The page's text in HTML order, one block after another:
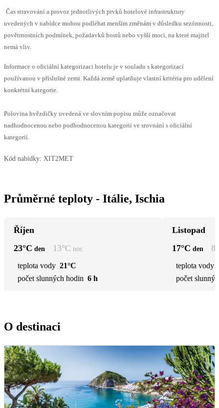
Čas stravování a provoz jednotlivých prvků hotelové infrastruktury
uvedených v nabídce mohou podléhat menším změnám v důsledku sezónnosti,
povětrnostních podmínek, požadavků hostů nebo vyšší moci, na které majitel
nemá vliv.
Informace o oficiální kategorizaci hotelu je v souladu s kategorizací
používanou v příslušné zemi. Každá země uplatňuje vlastní kritéria pro udělení
konkrétní kategorie.
Polovina hvězdičky uvedená ve slovním popisu může označovat
nadhodnocenou nebo podhodnocenou kategorii ve srovnání s oficiální
kategorií.
Kód nabídky: XIT2MET
Průměrné teploty - Itálie, Ischia
Říjen
23°C den 13°C noc
teplota vody 21°C
počet slunných hodin 6 h
Listopad
17°C den 8
teplota vody
počet
O destinaci